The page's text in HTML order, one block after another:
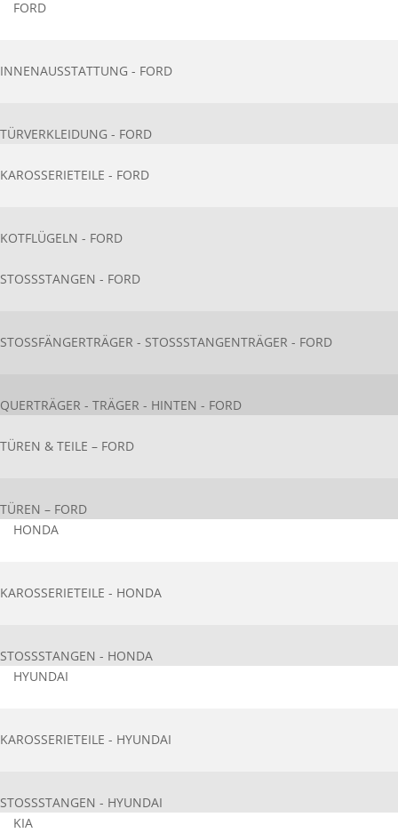
FORD
INNENAUSSTATTU​NG - FORD
TÜRVERKLEIDUNG - FORD
KAROSSERIETEIL​E - FORD
KOTFLÜGELN - FORD
STOSSSTANGEN - FORD
STOSSFÄNGERTRÄGER - STOSSSTANGENTRÄGER - FORD
QUERTRÄGER - TRÄGER - HINTEN - FORD
TÜREN & TEILE – FORD
TÜREN – FORD
HONDA
KAROSSERIETEIL​E - HONDA
STOSSSTANGEN - HONDA
HYUNDAI
KAROSSERIETEIL​E - HYUNDAI
STOSSSTANGEN - HYUNDAI
KIA